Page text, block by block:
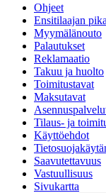
Ohjeet
Ensitilaajan
Myymälänouto
Palautukset
Reklamaatio
Takuu ja huolto
Toimitustavat
Maksutavat
Tilaus- ja
Käyttöehdot
Saavutettavuus
Vastuullisuus
Sivukartta